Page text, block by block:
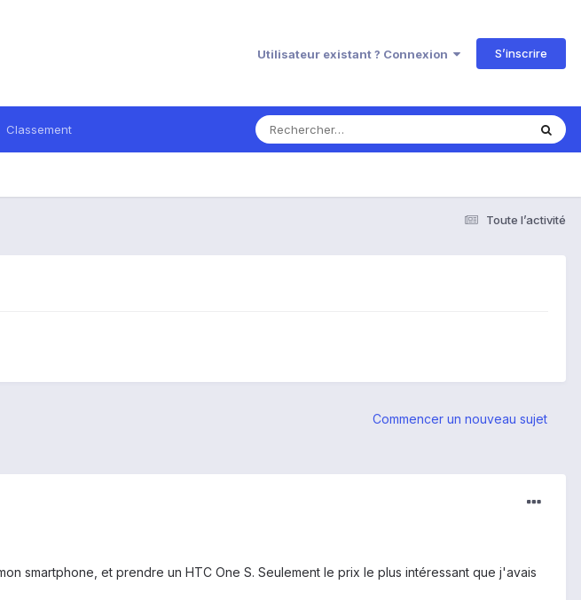
Utilisateur existant ? Connexion S’inscrire
Classement
Toute l’activité
Commencer un nouveau sujet
smartphone, et prendre un HTC One S. Seulement le prix le plus intéressant que j'avais